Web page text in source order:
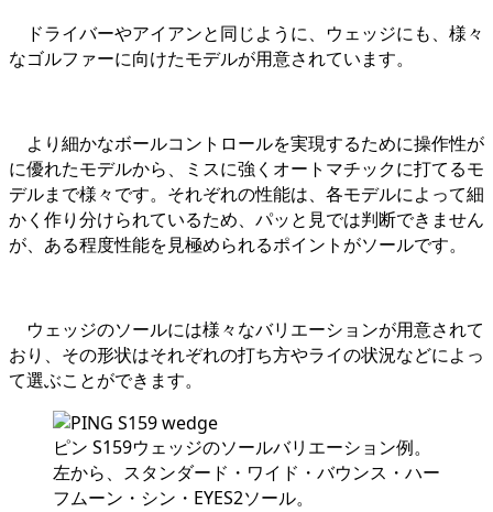
ドライバーやアイアンと同じように、ウェッジにも、様々
なゴルファーに向けたモデルが用意されています。
より細かなボールコントロールを実現するために操作性が
に優れたモデルから、ミスに強くオートマチックに打てるモ
デルまで様々です。それぞれの性能は、各モデルによって細
かく作り分けられているため、パッと見では判断できません
が、ある程度性能を見極められるポイントがソールです。
ウェッジのソールには様々なバリエーションが用意されて
おり、その形状はそれぞれの打ち方やライの状況などによっ
て選ぶことができます。
ピン S159ウェッジのソールバリエーション例。
左から、スタンダード・ワイド・バウンス・ハー
フムーン・シン・EYES2ソール。